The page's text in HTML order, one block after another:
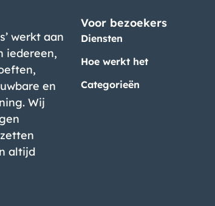
werkt aan
iedereen,
en
Wij
altijd
Voor bezoekers
Diensten
Hoe werkt het
Categorieën